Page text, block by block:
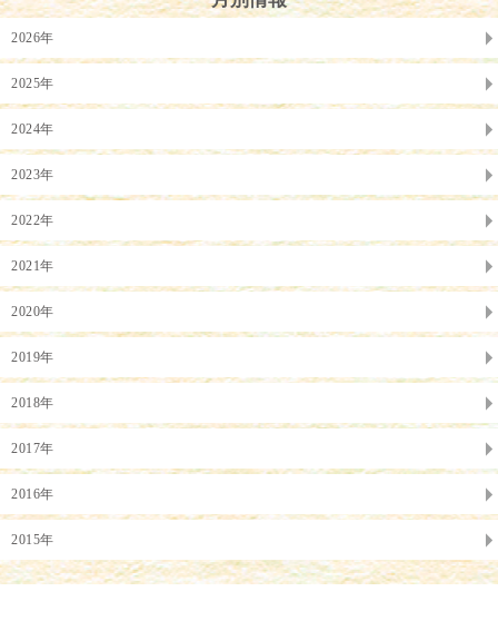
2026年
2025年
2024年
2023年
2022年
2021年
2020年
2019年
2018年
2017年
2016年
2015年